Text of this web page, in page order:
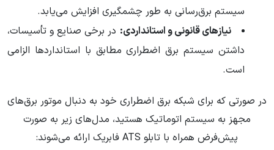
سیستم برق‌رسانی به طور چشمگیری افزایش می‌یابد.
نیازهای قانونی و استانداردی: در برخی صنایع و تأسیسات،
داشتن سیستم برق اضطراری مطابق با استانداردها الزامی
است.
در صورتی که برای شبکه برق اضطراری خود به دنبال موتور برق‌های
مجهز به سیستم اتوماتیک هستید، مدل‌های زیر به صورت
پیش‌فرض همراه با تابلو ATS فابریک ارائه می‌شوند: